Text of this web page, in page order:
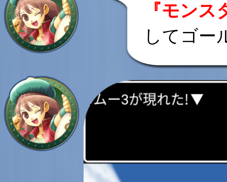
『モン
してゴー